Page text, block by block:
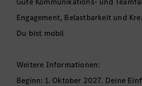
Engagement, Belastbarkeit und
Du bist mobil
Weitere Informationen:
Beginn: 1. Oktober 2027. Deine